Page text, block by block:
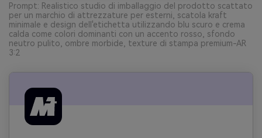
Prompt: Realistico studio di imballaggio del prodotto scattato
per un marchio di attrezzature per esterni, scatola kraft
minimale e design dell'etichetta utilizzando blu scuro e crema
calda come colori dominanti con un accento rosso, sfondo
neutro pulito, ombre morbide, texture di stampa premium-AR
3:2